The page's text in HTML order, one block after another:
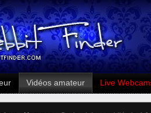
Vidéos amateur Live